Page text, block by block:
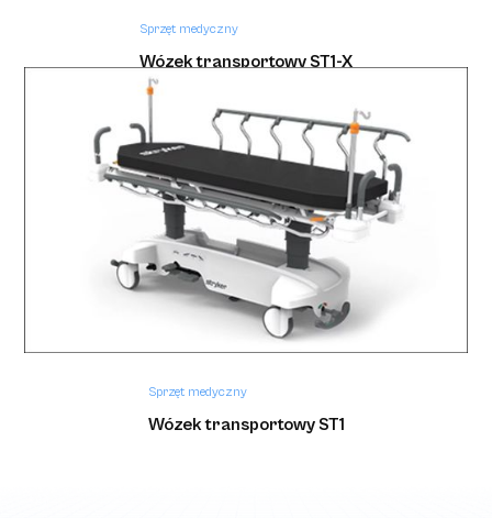
Sprzęt medyczny
Wózek transportowy ST1-X
Sprzęt medyczny
Wózek transportowy ST1